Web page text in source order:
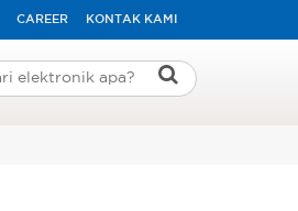
CAREER KONTAK KAMI